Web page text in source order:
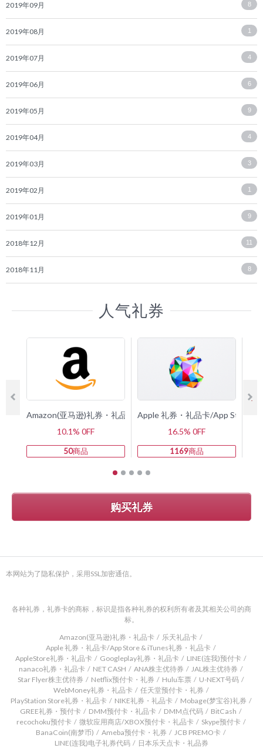
2019年09月 8
2019年08月 1
2019年07月 4
2019年06月 6
2019年05月 9
2019年04月 4
2019年03月 3
2019年02月 1
2019年01月 9
2018年12月 11
2018年11月 8
人气礼券
Amazon(亚马逊)礼券・礼品卡
10.1% 0FF
50商品
Apple 礼券・礼品卡/App Store &
16.5% 0FF
1169商品
购买礼券
本网站为了隐私保护，采用SSL加密通信。
各种礼券，礼券卡的商标，标识是指各种礼券的权利所有者及其相关公司的商
标。
Amazon(亚马逊)礼券・礼品卡
乐天礼品卡
Apple 礼券・礼品卡/App Store & iTunes礼券・礼品卡
AppleStore礼券・礼品卡
Googleplay礼券・礼品卡
LINE(连我)预付卡
nanaco礼券・礼品卡
NET CASH ANA株主优待券
JAL株主优待券
Star Flyer株主优待券
Netflix预付卡・礼券 Hulu车票
U-NEXT号码
WebMoney礼券・礼品卡
任天堂预付卡・礼券
PlayStation Store礼券・礼品卡
NIKE礼券・礼品卡
Mobage(梦宝谷)礼券
GREE礼券・预付卡
DMM预付卡・礼品卡 DMM点代码
BitCash
recochoku预付卡
微软应用商店/XBOX预付卡・礼品卡
Skype预付卡
BanaCoin(南梦币)
Ameba预付卡・礼券
JCB PREMO卡
LINE(连我)电子礼券代码
日本乐天点卡・礼品券